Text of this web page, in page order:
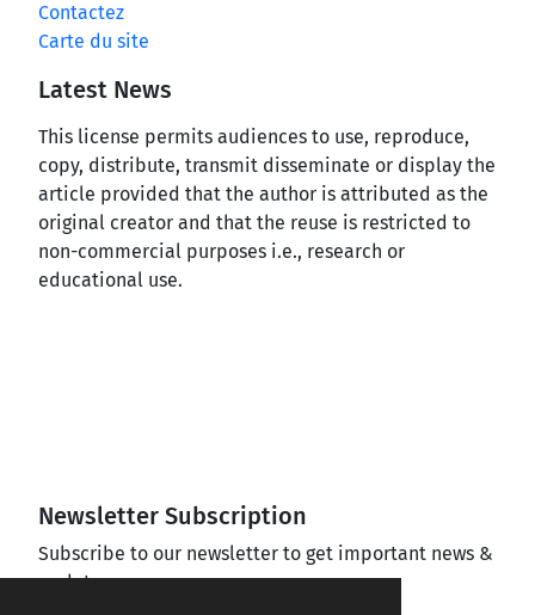
Contactez
Carte du site
Latest News
This license permits audiences to use, reproduce,
copy, distribute, transmit disseminate or display the
article provided that the author is attributed as the
original creator and that the reuse is restricted to
non-commercial purposes i.e., research or
educational use.
Newsletter Subscription
Subscribe to our newsletter to get important news &
updates